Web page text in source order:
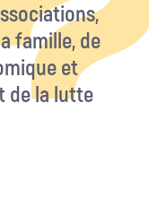
famille, de
et
de la lutte